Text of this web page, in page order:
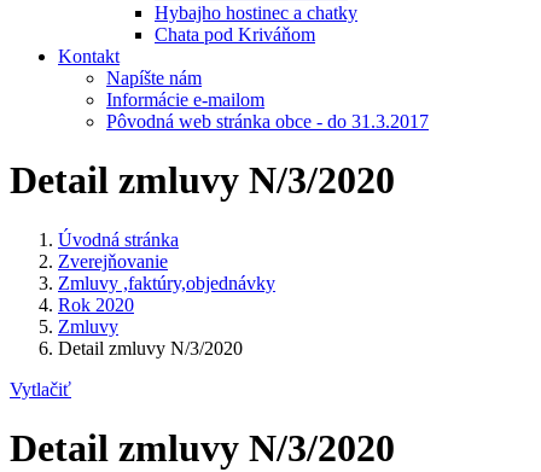
Hybajho hostinec a chatky
Chata pod Kriváňom
Kontakt
Napíšte nám
Informácie e-mailom
Pôvodná web stránka obce - do 31.3.2017
Detail zmluvy N/3/2020
Úvodná stránka
Zverejňovanie
Zmluvy ,faktúry,objednávky
Rok 2020
Zmluvy
Detail zmluvy N/3/2020
Vytlačiť
Detail zmluvy N/3/2020